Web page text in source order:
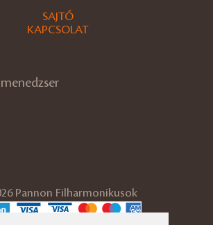
SAJTÓ
KAPCSOLAT
Pannon Filharmonikusok